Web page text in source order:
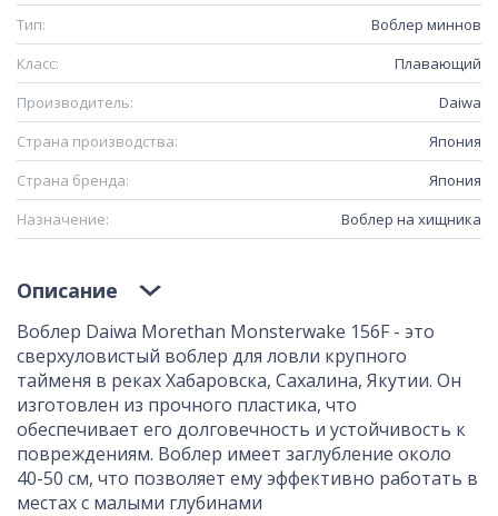
Тип:
Воблер миннов
Класс:
Плавающий
Производитель:
Daiwa
Страна производства:
Япония
Страна бренда:
Япония
Назначение:
Воблер на хищника
Описание
Воблер Daiwa Morethan Monsterwake 156F - это
сверхуловистый воблер для ловли крупного
тайменя в реках Хабаровска, Сахалина, Якутии. Он
изготовлен из прочного пластика, что
обеспечивает его долговечность и устойчивость к
повреждениям. Воблер имеет заглубление около
40-50 см, что позволяет ему эффективно работать в
местах с малыми глубинами